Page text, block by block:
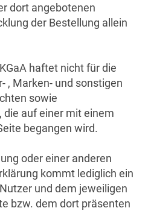
dort angebotenen
der Bestellung allein
haftet nicht für die
, Marken- und sonstigen
sowie
auf einer mit einem
begangen wird.
oder einer anderen
kommt lediglich ein
und dem jeweiligen
bzw. dem dort präsenten